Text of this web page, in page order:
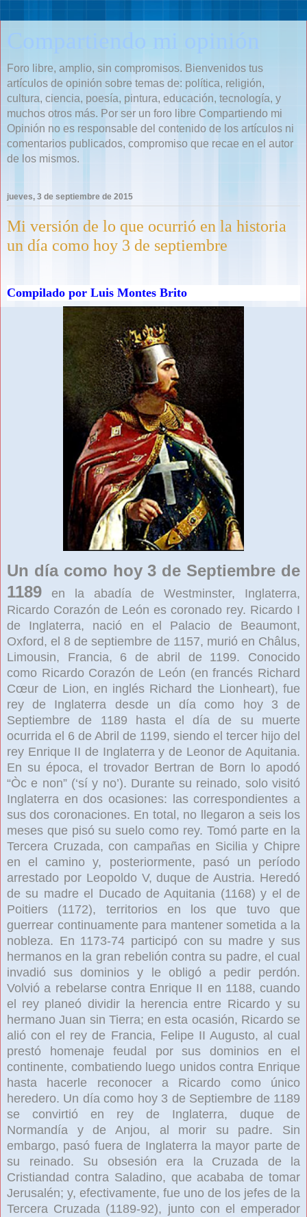
Compartiendo mi opinión
Foro libre, amplio, sin compromisos. Bienvenidos tus
artículos de opinión sobre temas de: política, religión,
cultura, ciencia, poesía, pintura, educación, tecnología, y
muchos otros más. Por ser un foro libre Compartiendo mi
Opinión no es responsable del contenido de los artículos ni
comentarios publicados, compromiso que recae en el autor
de los mismos.
jueves, 3 de septiembre de 2015
Mi versión de lo que ocurrió en la historia
un día como hoy 3 de septiembre
Compilado por Luis Montes Brito
Un día como hoy 3 de Septiembre de
1189 en la abadía de Westminster, Inglaterra,
Ricardo Corazón de León es coronado rey. Ricardo I
de Inglaterra, nació en el Palacio de Beaumont,
Oxford, el 8 de septiembre de 1157, murió en Châlus,
Limousin, Francia, 6 de abril de 1199. Conocido
como Ricardo Corazón de León (en francés Richard
Cœur de Lion, en inglés Richard the Lionheart), fue
rey de Inglaterra desde un día como hoy 3 de
Septiembre de 1189 hasta el día de su muerte
ocurrida el 6 de Abril de 1199, siendo el tercer hijo del
rey Enrique II de Inglaterra y de Leonor de Aquitania.
En su época, el trovador Bertran de Born lo apodó
“Òc e non” (‘sí y no’). Durante su reinado, solo visitó
Inglaterra en dos ocasiones: las correspondientes a
sus dos coronaciones. En total, no llegaron a seis los
meses que pisó su suelo como rey. Tomó parte en la
Tercera Cruzada, con campañas en Sicilia y Chipre
en el camino y, posteriormente, pasó un período
arrestado por Leopoldo V, duque de Austria. Heredó
de su madre el Ducado de Aquitania (1168) y el de
Poitiers (1172), territorios en los que tuvo que
guerrear continuamente para mantener sometida a la
nobleza. En 1173-74 participó con su madre y sus
hermanos en la gran rebelión contra su padre, el cual
invadió sus dominios y le obligó a pedir perdón.
Volvió a rebelarse contra Enrique II en 1188, cuando
el rey planeó dividir la herencia entre Ricardo y su
hermano Juan sin Tierra; en esta ocasión, Ricardo se
alió con el rey de Francia, Felipe II Augusto, al cual
prestó homenaje feudal por sus dominios en el
continente, combatiendo luego unidos contra Enrique
hasta hacerle reconocer a Ricardo como único
heredero. Un día como hoy 3 de Septiembre de 1189
se convirtió en rey de Inglaterra, duque de
Normandía y de Anjou, al morir su padre. Sin
embargo, pasó fuera de Inglaterra la mayor parte de
su reinado. Su obsesión era la Cruzada de la
Cristiandad contra Saladino, que acababa de tomar
Jerusalén; y, efectivamente, fue uno de los jefes de la
Tercera Cruzada (1189-92), junto con el emperador